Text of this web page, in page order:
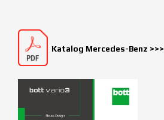
Katalog Mercedes-Benz >>>